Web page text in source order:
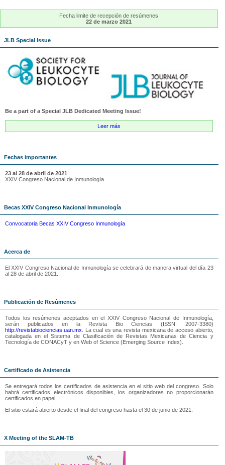
Fecha limite de recepción de resúmenes
22 de marzo 2021
JLB Special Issue
Be a part of a Special JLB Dedicated Meeting Issue!
Leer más
Fechas importantes
23 al 28 de abril de 2021
XXIV Congreso Nacional de Inmunología
Becas XXIV Congreso Nacional Inmunología
Convocatoria Becas XXIV Congreso Inmunología
Acerca de
El XXIV Congreso Nacional de Inmunología se celebrará de manera virtual del día 23
al 28 de abril de 2021.
Publicación de Resúmenes
Todos los resúmenes aceptados en el XXIV Congreso Nacional de Inmunología,
serán publicados en la Revista Bio Ciencias (ISSN: 2007-3380)
http://revistabiociencias.uan.mx . La cual es una revista mexicana de acceso abierto,
catalogada en el Sistema de Clasificación de Revistas Mexicanas de Ciencia y
Tecnología de CONACyT y en Web of Science (Emerging Source Index).
Certificado de Asistencia
Se entregará todos los certificados de asistencia en el sitio web del congreso. Solo
habrá certificados electrónicos disponibles, los organizadores no proporcionarán
certificados en papel.
El sitio estará abierto desde el final del congreso hasta el 30 de junio de 2021.
X Meeting of the SLAM-TB